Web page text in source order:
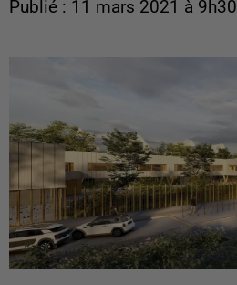
Publié : 11 mars 2021 à 9h30